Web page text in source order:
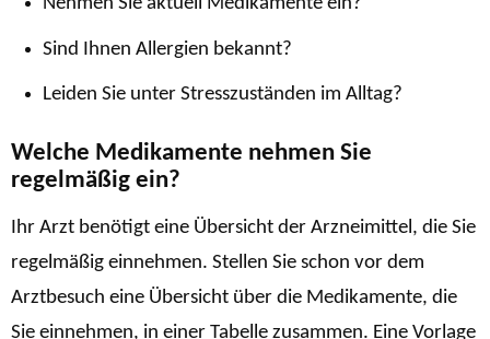
Nehmen Sie aktuell Medikamente ein?
Sind Ihnen Allergien bekannt?
Leiden Sie unter Stresszuständen im Alltag?
Welche Medikamente nehmen Sie
regelmäßig ein?
Ihr Arzt benötigt eine Übersicht der Arzneimittel, die Sie
regelmäßig einnehmen. Stellen Sie schon vor dem
Arztbesuch eine Übersicht über die Medikamente, die
Sie einnehmen, in einer Tabelle zusammen. Eine Vorlage